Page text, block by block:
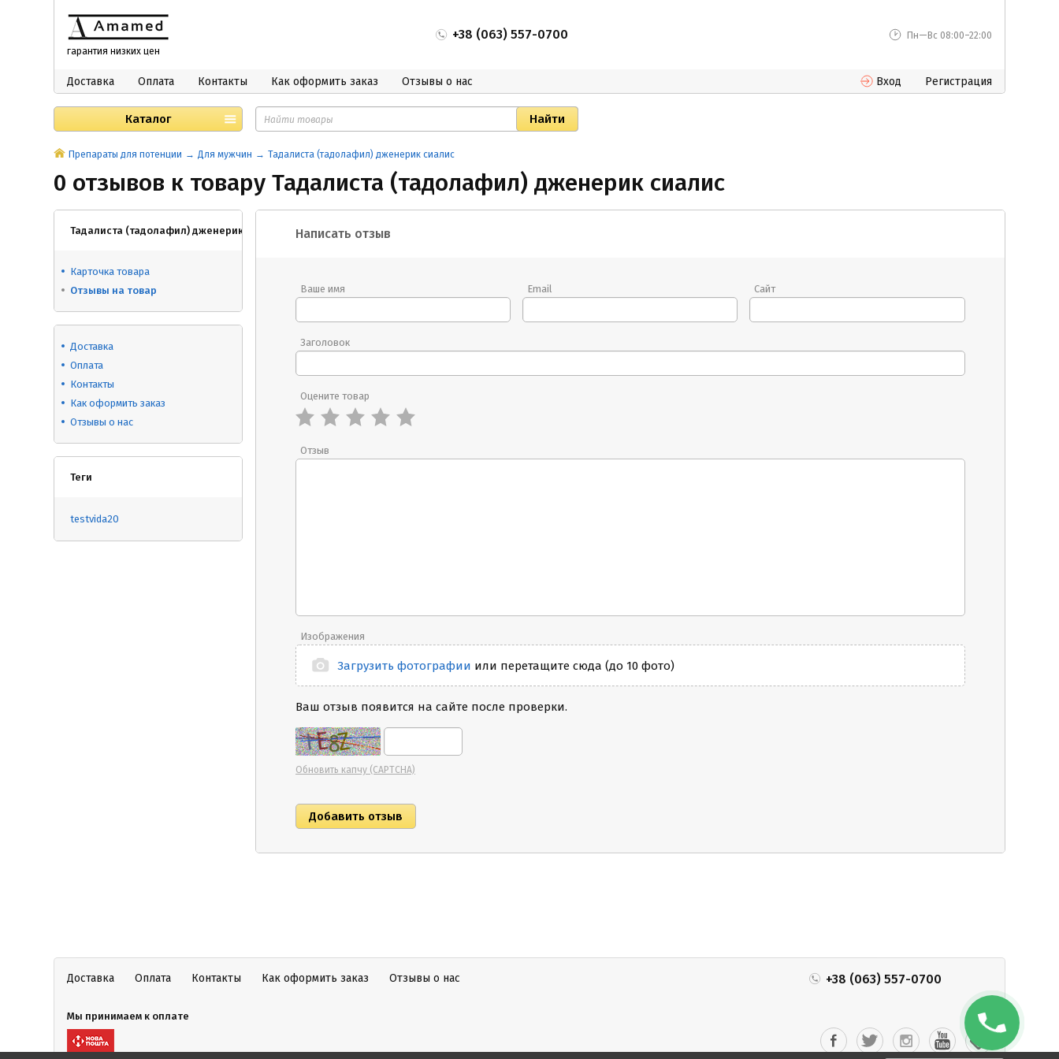
гарантия низких цен
+38 (063) 557-0700 Пн—Вс 08:00–22:00
Доставка Оплата Контакты Как оформить заказ Отзывы о нас Вход Регистрация
Каталог
Препараты для потенции Для мужчин Тадалиста (тадолафил) дженерик сиалис
0 отзывов к товару Тадалиста (тадолафил) дженерик сиалис
Тадалиста (тадолафил) дженерик сиалис
Карточка товара
Отзывы на товар
Доставка
Оплата
Контакты
Как оформить заказ
Отзывы о нас
Теги
testvida20
Написать отзыв
Ваше имя Email Сайт
Заголовок
Оцените товар
Отзыв
Изображения
Загрузить фотографии или перетащите сюда (до 10 фото)
Ваш отзыв появится на сайте после проверки.
Обновить капчу (CAPTCHA)
Доставка Оплата Контакты Как оформить заказ Отзывы о нас +38 (063) 557-0700
Мы принимаем к оплате